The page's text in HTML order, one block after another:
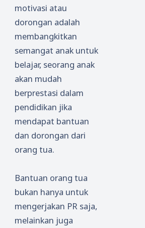
motivasi atau
dorongan adalah
membangkitkan
semangat anak untuk
belajar, seorang anak
akan mudah
berprestasi dalam
pendidikan jika
mendapat bantuan
dan dorongan dari
orang tua.
Bantuan orang tua
bukan hanya untuk
mengerjakan PR saja,
melainkan juga